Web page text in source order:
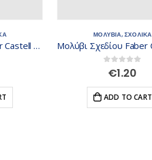
Μολύβι Σχεδίου Faber Castell 9000 H 119011
ΜΟΛΥΒΙΑ, ΣΧΟΛΙΚΑ
out of 5
€1.20
ADD TO CART